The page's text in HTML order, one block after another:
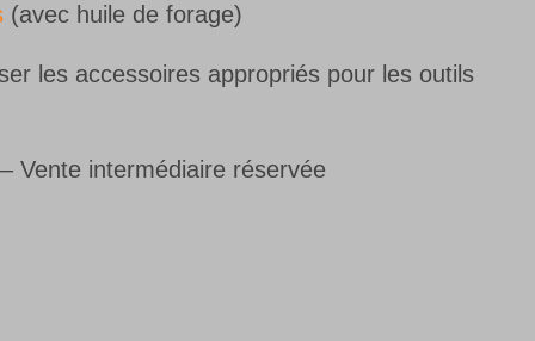
(avec huile de forage)
les accessoires appropriés pour les outils
Vente intermédiaire réservée